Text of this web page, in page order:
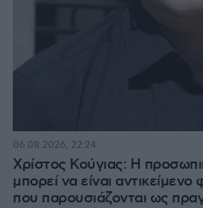
Χρίστος Κούγιας: Η
μπορεί να είναι
που παρουσιάζονται ως
06.08.2026, 22:24